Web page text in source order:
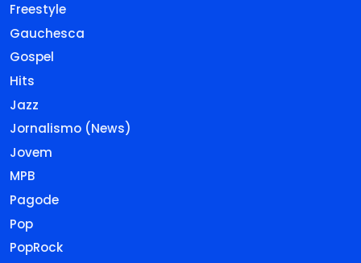
Freestyle
Gauchesca
Gospel
Hits
Jazz
Jornalismo (News)
Jovem
MPB
Pagode
Pop
PopRock